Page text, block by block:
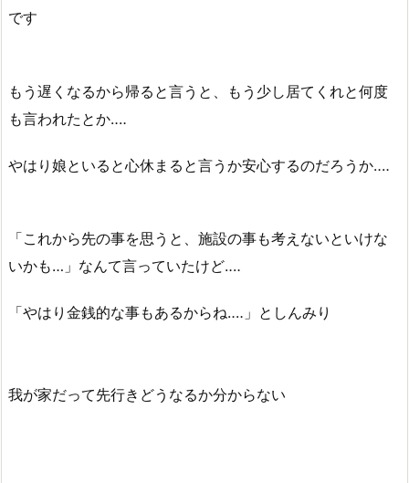
です
もう遅くなるから帰ると言うと、もう少し居てくれと何度
も言われたとか‥‥
やはり娘といると心休まると言うか安心するのだろうか‥‥
「これから先の事を思うと、施設の事も考えないといけな
いかも…」なんて言っていたけど‥‥
「やはり金銭的な事もあるからね‥‥」としんみり
我が家だって先行きどうなるか分からない